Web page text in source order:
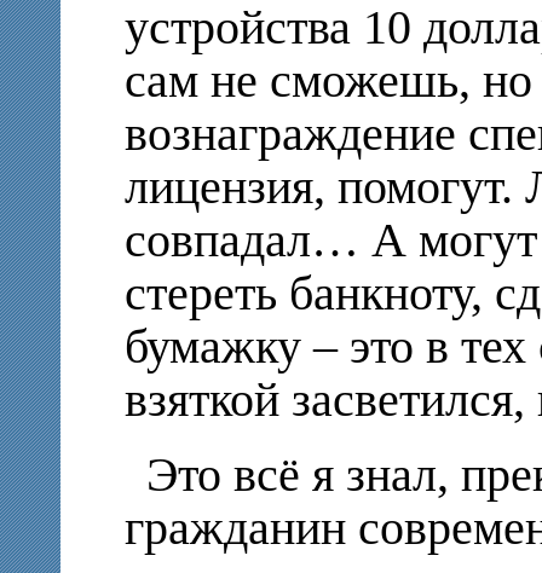
устройства 10
сам не сможешь, но
вознаграждение
лицензия,
совпадал… А
стереть банкноту,
бумажку – это в тех
взяткой
Это всё я знал,
гражданин